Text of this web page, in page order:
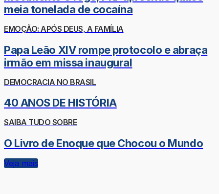
meia tonelada de cocaína
EMOÇÃO: APÓS DEUS, A FAMÍLIA
Papa Leão XIV rompe protocolo e abraça
irmão em missa inaugural
DEMOCRACIA NO BRASIL
40 ANOS DE HISTÓRIA
SAIBA TUDO SOBRE
O Livro de Enoque que Chocou o Mundo
Veja mais